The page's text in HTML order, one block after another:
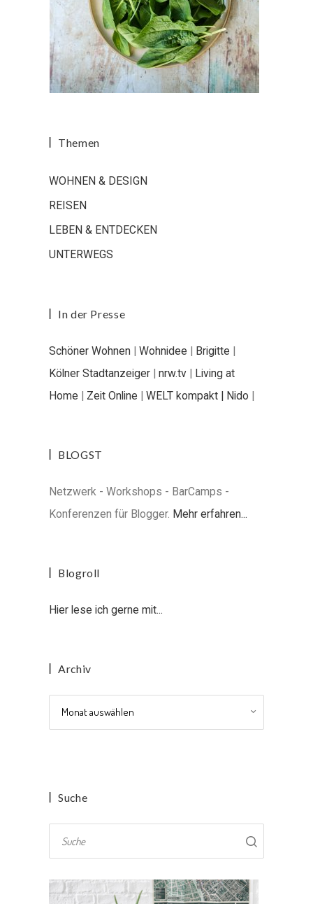
Themen
WOHNEN & DESIGN
REISEN
LEBEN & ENTDECKEN
UNTERWEGS
In der Presse
Schöner Wohnen | Wohnidee | Brigitte |
Kölner Stadtanzeiger | nrw.tv | Living at
Home | Zeit Online | WELT kompakt | Nido |
BLOGST
Netzwerk - Workshops - BarCamps -
Konferenzen für Blogger. Mehr erfahren...
Blogroll
Hier lese ich gerne mit...
Archiv
Suche